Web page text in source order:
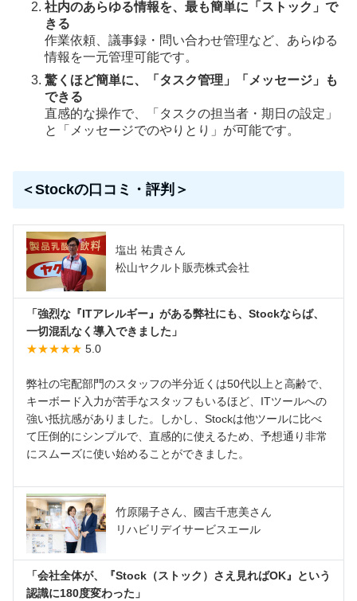
社内のあらゆる情報を、最も簡単に「ストック」で
きる
作業依頼、議事録・問い合わせ管理など、あらゆる
情報を一元管理可能です。
驚くほど簡単に、「タスク管理」「メッセージ」も
できる
直感的な操作で、「タスクの担当者・期日の設定」
と「メッセージでのやりとり」が可能です。
＜Stockの口コミ・評判＞
塩出 祐貴さん
松山ヤクルト販売株式会社
「強烈な『ITアレルギー』がある弊社にも、Stockならば、
一切混乱なく導入できました」
★★★★★ 5.0
弊社の宅配部門のスタッフの半分近くは50代以上と高齢で、
キーボード入力が苦手なスタッフもいるほど、ITツールへの
強い抵抗感がありました。しかし、Stockは他ツールに比べ
て圧倒的にシンプルで、直感的に使えるため、予想通り非常
にスムーズに使い始めることができました。
竹原陽子さん、國吉千恵美さん
リハビリデイサービスエール
「会社全体が、『Stock（ストック）さえ見ればOK』という
認識に180度変わった」